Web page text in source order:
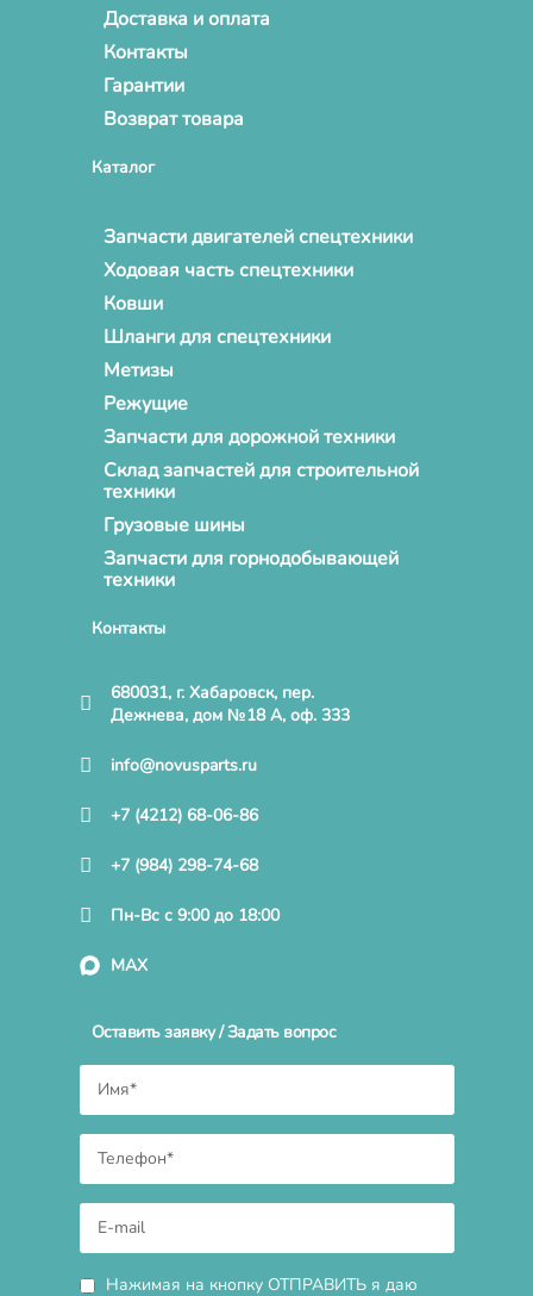
Доставка и оплата
Контакты
Гарантии
Возврат товара
Каталог
Запчасти двигателей спецтехники
Ходовая часть спецтехники
Ковши
Шланги для спецтехники
Метизы
Режущие
Запчасти для дорожной техники
Склад запчастей для строительной
техники
Грузовые шины
Запчасти для горнодобывающей
техники
Контакты
680031, г. Хабаровск, пер.
Дежнева, дом №18 А, оф. 333
info@novusparts.ru
+7 (4212) 68-06-86
+7 (984) 298-74-68
Пн-Вс с 9:00 до 18:00
MAX
Оставить заявку / Задать вопрос
Нажимая на кнопку ОТПРАВИТЬ я даю